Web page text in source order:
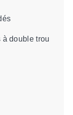
à double trou